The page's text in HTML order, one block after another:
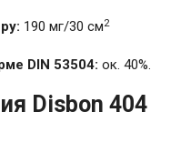
190 мг/30 см2
DIN 53504: ок. 40%.
Disbon 404